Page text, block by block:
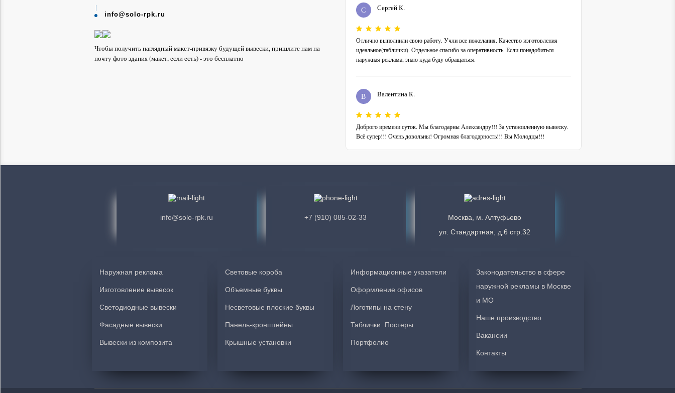
info@solo-rpk.ru
Чтобы получить наглядный макет-привязку будущей вывески, пришлите нам на
почту фото здания (макет, если есть) - это бесплатно
С Сергей К.
Отлично выполнили свою работу. Учли все пожелания. Качество изготовления
идеальное(таблички). Отдельное спасибо за оперативность. Если понадобиться
наружная реклама, знаю куда буду обращаться.
В Валентина К.
Доброго времени суток. Мы благодарны Александру!!! За установленную вывеску.
Всё супер!!! Очень довольны! Огромная благодарность!!! Вы Молодцы!!!
Анастасия П.
Большое спасибо за проделанную работу! Вывески и лайтбокс получились даже
работу. Александр, сопровождавший проект, учёл все пожелания и дал много
важных советов! Спасибо, точно буду вас рекомендовать.
info@solo-rpk.ru +7 (910) 085-02-33
Москва, м. Алтуфьево
ул. Стандартная, д.6 стр.32
Наружная реклама
Изготовление вывесок
Светодиодные вывески
Фасадные вывески
Вывески из композита
Световые короба
Объемные буквы
Несветовые плоские буквы
Панель-кронштейны
Крышные установки
Информационные указатели
Оформление офисов
Логотипы на стену
Таблички. Постеры
Портфолио
Законодательство в сфере
наружной рекламы в Москве
и МО
Наше производство
Вакансии
Контакты